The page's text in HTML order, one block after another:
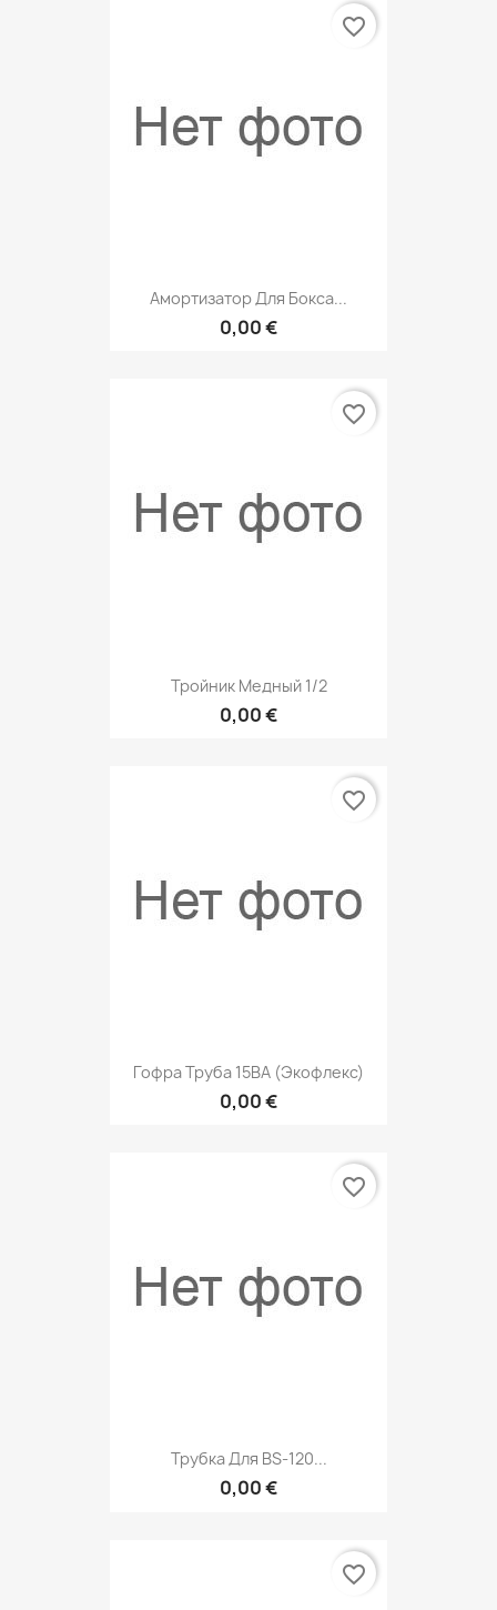
Амортизатор Для Бокса...
0,00 €
favorite_border
Тройник Медный 1/2
0,00 €
favorite_border
Гофра Труба 15ВА (Экофлекс)
0,00 €
favorite_border
Трубка Для BS-120...
0,00 €
favorite_border
favorite_border